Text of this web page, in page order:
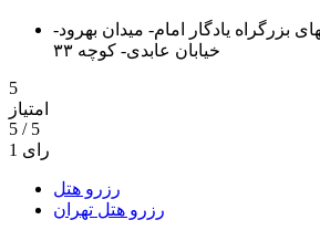
بزرگراه یادگار امام- میدان بهرود-
خیابان عابدی- کوچه ۳۳
5
امتیاز
5 / 5
1 رای
رزرو هتل
رزرو هتل تهران